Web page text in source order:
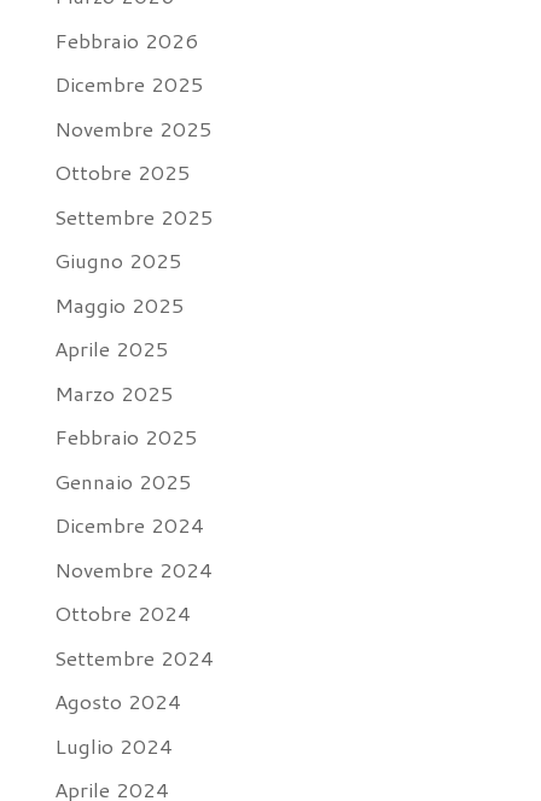
Febbraio 2026
Dicembre 2025
Novembre 2025
Ottobre 2025
Settembre 2025
Giugno 2025
Maggio 2025
Aprile 2025
Marzo 2025
Febbraio 2025
Gennaio 2025
Dicembre 2024
Novembre 2024
Ottobre 2024
Settembre 2024
Agosto 2024
Luglio 2024
Aprile 2024